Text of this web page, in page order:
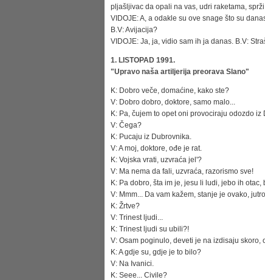
pljašljivac da opali na vas, udri raketama,
VIDOJE: A, a odakle su ove snage što su
B.V: Avijacija?
VIDOJE: Ja, ja, vidio sam ih ja danas. B.V:
1. LISTOPAD 1991.
"Upravo naša artiljerija preorava Slano"
K: Dobro veče, domaćine, kako ste?
V: Dobro dobro, doktore, samo malo...
K: Pa, čujem to opet oni provociraju odozdo iz
V: Čega?
K: Pucaju iz Dubrovnika.
V: A moj, doktore, ođe je rat.
K: Vojska vrati, uzvraća jel'?
V: Ma nema da fali, uzvraća, razorismo sve!
K: Pa dobro, šta im je, jesu li ludi, jebo ih
V: Mmm... Da vam kažem, stanje je ovako,
K: Žrtve?
V: Trinest ljudi...
K: Trinest ljudi su ubili?!
V: Osam poginulo, deveti je na izdisaju skoro,
K: A gdje su, gdje je to bilo?
V: Na Ivanici.
K: Seee... Civile?